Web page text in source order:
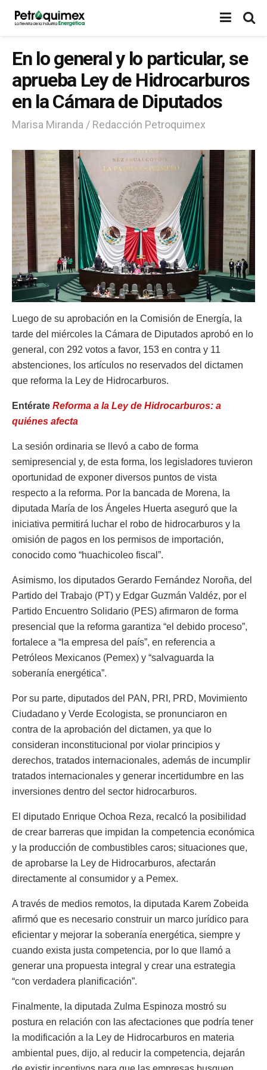
En lo general y lo particular, se
aprueba Ley de Hidrocarburos
en la Cámara de Diputados
Marisa Miranda / Redacción Petroquimex
Luego de su aprobación en la Comisión de Energía, la
tarde del miércoles la Cámara de Diputados aprobó en lo
general, con 292 votos a favor, 153 en contra y 11
abstenciones, los artículos no reservados del dictamen
que reforma la Ley de Hidrocarburos.
Entérate Reforma a la Ley de Hidrocarburos: a
quiénes afecta
La sesión ordinaria se llevó a cabo de forma
semipresencial y, de esta forma, los legisladores tuvieron
oportunidad de exponer diversos puntos de vista
respecto a la reforma. Por la bancada de Morena, la
diputada María de los Ángeles Huerta aseguró que la
iniciativa permitirá luchar el robo de hidrocarburos y la
omisión de pagos en los permisos de importación,
conocido como “huachicoleo fiscal”.
Asimismo, los diputados Gerardo Fernández Noroña, del
Partido del Trabajo (PT) y Edgar Guzmán Valdéz, por el
Partido Encuentro Solidario (PES) afirmaron de forma
presencial que la reforma garantiza “el debido proceso”,
fortalece a “la empresa del país”, en referencia a
Petróleos Mexicanos (Pemex) y “salvaguarda la
soberanía energética”.
Por su parte, diputados del PAN, PRI, PRD, Movimiento
Ciudadano y Verde Ecologista, se pronunciaron en
contra de la aprobación del dictamen, ya que lo
consideran inconstitucional por violar principios y
derechos, tratados internacionales, además de incumplir
tratados internacionales y generar incertidumbre en las
inversiones dentro del sector hidrocarburos.
El diputado Enrique Ochoa Reza, recalcó la posibilidad
de crear barreras que impidan la competencia económica
y la producción de combustibles caros; situaciones que,
de aprobarse la Ley de Hidrocarburos, afectarán
directamente al consumidor y a Pemex.
A través de medios remotos, la diputada Karem Zobeida
afirmó que es necesario construir un marco jurídico para
eficientar y mejorar la soberanía energética, siempre y
cuando exista justa competencia, por lo que llamó a
generar una propuesta integral y crear una estrategia
“con verdadera planificación”.
Finalmente, la diputada Zulma Espinoza mostró su
postura en relación con las afectaciones que podría tener
la modificación a la Ley de Hidrocarburos en materia
ambiental pues, dijo, al reducir la competencia, dejarán